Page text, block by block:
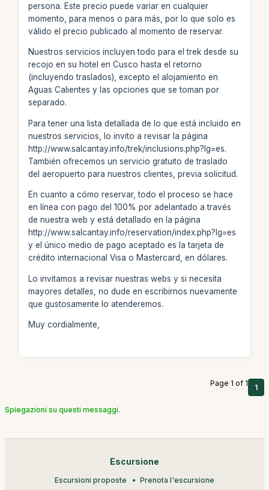
persona. Este precio puede variar en cualquier
momento, para menos o para más, por lo que solo es
válido el precio publicado al momento de reservar.
Nuestros servicios incluyen todo para el trek desde su
recojo en su hotel en Cusco hasta el retorno
(incluyendo traslados), excepto el alojamiento en
Aguas Calientes y las opciones que se toman por
separado.
Para tener una lista detallada de lo que está incluido en
nuestros servicios, lo invito a revisar la página
http://www.salcantay.info/trek/inclusions.php?lg=es.
También ofrecemos un servicio gratuito de traslado
del aeropuerto para nuestros clientes, previa solicitud.
En cuanto a cómo reservar, todo el proceso se hace
en línea con pago del 100% por adelantado a través
de nuestra web y está detallado en la página
http://www.salcantay.info/reservation/index.php?lg=es
y el único medio de pago aceptado es la tarjeta de
crédito internacional Visa o Mastercard, en dólares.
Lo invitamos a revisar nuestras webs y si necesita
mayores detalles, no dude en escribirnos nuevamente
que gustosamente lo atenderemos.
Muy cordialmente,
Page 1 of 1 1
Spiegazioni su questi messaggi.
Escursione
Escursioni proposte Prenota l'escursione